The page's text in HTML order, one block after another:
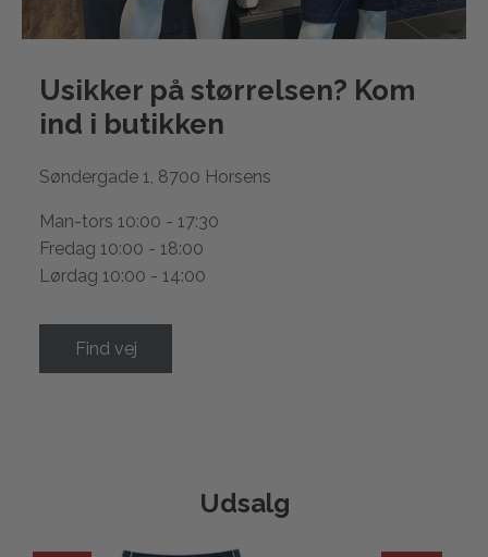
Usikker på størrelsen? Kom
ind i butikken
Søndergade 1, 8700 Horsens
Man-tors 10:00 - 17:30
Fredag 10:00 - 18:00
Lørdag 10:00 - 14:00
Find vej
Udsalg